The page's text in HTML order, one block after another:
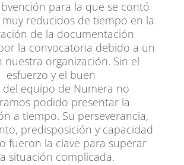
para la que se contó
reducidos de tiempo en la
de la documentación
la convocatoria debido a un
nuestra organización. Sin el
esfuerzo y el buen
del equipo de Numera no
podido presentar la
a tiempo. Su perseverancia,
predisposición y capacidad
fueron la clave para superar
situación complicada.